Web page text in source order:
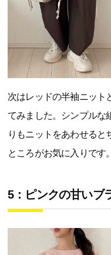
次はレッドの半袖ニット
てみました。シンプルな
りもニットをあわせると
ところがお気に入りです。
5：ピンクの甘いブ